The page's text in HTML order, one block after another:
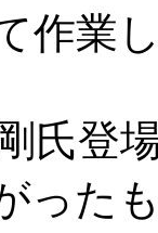
作業
氏登
った